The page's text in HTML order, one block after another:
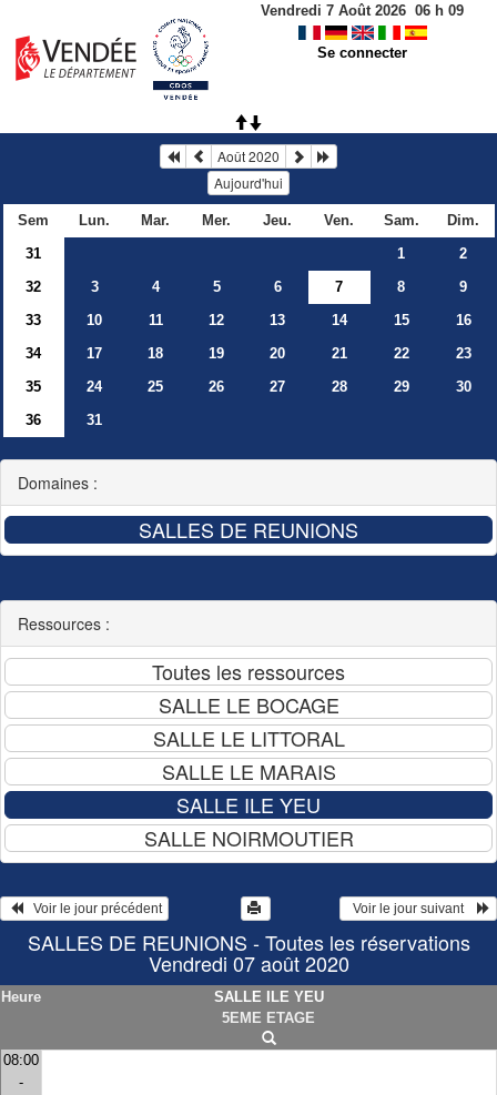
Vendredi 7 Août 2026 06 h 09
Se connecter
Août 2020
Aujourd'hui
Sem Lun. Mar. Mer. Jeu. Ven. Sam.
Dim.
31
1
2
32
3 4 5 6 7 8
9
33
10 11 12 13 14 15
16
34
17 18 19 20 21 22
23
35
24 25 26 27 28 29
30
36
31
Domaines :
Ressources :
   Voir le jour précédent
  Voir le jour suivant
SALLES DE REUNIONS - Toutes les réservations
Vendredi 07 août 2020
Heure
SALLE ILE YEU
5EME ETAGE
08:00
-